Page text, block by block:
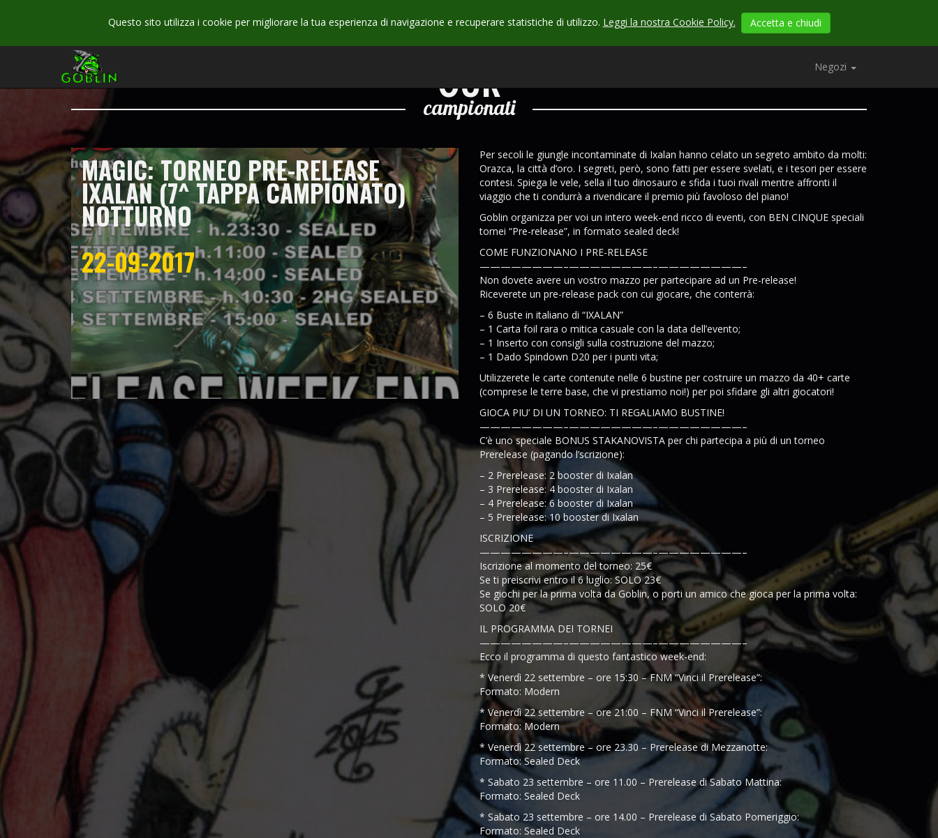
Questo sito utilizza i cookie per migliorare la tua esperienza di navigazione e recuperare statistiche di utilizzo. Leggi la nostra Cookie Policy. Accetta e chiudi
Negozi
OUR
campionati
MAGIC: TORNEO PRE-RELEASE
IXALAN (7^ TAPPA CAMPIONATO)
NOTTURNO
22-09-2017
Per secoli le giungle incontaminate di Ixalan hanno celato un segreto ambito da molti:
Orazca, la città d’oro. I segreti, però, sono fatti per essere svelati, e i tesori per essere
contesi. Spiega le vele, sella il tuo dinosauro e sfida i tuoi rivali mentre affronti il
viaggio che ti condurrà a rivendicare il premio più favoloso del piano!
Goblin organizza per voi un intero week-end ricco di eventi, con BEN CINQUE speciali
tornei “Pre-release”, in formato sealed deck!
COME FUNZIONANO I PRE-RELEASE
————————–————————–————————–
Non dovete avere un vostro mazzo per partecipare ad un Pre-release!
Riceverete un pre-release pack con cui giocare, che conterrà:
– 6 Buste in italiano di “IXALAN”
– 1 Carta foil rara o mitica casuale con la data dell’evento;
– 1 Inserto con consigli sulla costruzione del mazzo;
– 1 Dado Spindown D20 per i punti vita;
Utilizzerete le carte contenute nelle 6 bustine per costruire un mazzo da 40+ carte
(comprese le terre base, che vi prestiamo noi!) per poi sfidare gli altri giocatori!
GIOCA PIU’ DI UN TORNEO: TI REGALIAMO BUSTINE!
————————–————————–————————–
C’è uno speciale BONUS STAKANOVISTA per chi partecipa a più di un torneo
Prerelease (pagando l’scrizione):
– 2 Prerelease: 2 booster di Ixalan
– 3 Prerelease: 4 booster di Ixalan
– 4 Prerelease: 6 booster di Ixalan
– 5 Prerelease: 10 booster di Ixalan
ISCRIZIONE
————————–————————–————————–
Iscrizione al momento del torneo: 25€
Se ti preiscrivi entro il 6 luglio: SOLO 23€
Se giochi per la prima volta da Goblin, o porti un amico che gioca per la prima volta:
SOLO 20€
IL PROGRAMMA DEI TORNEI
————————–————————–————————–
Ecco il programma di questo fantastico week-end:
* Venerdì 22 settembre – ore 15:30 – FNM “Vinci il Prerelease”:
Formato: Modern
* Venerdì 22 settembre – ore 21:00 – FNM “Vinci il Prerelease”:
Formato: Modern
* Venerdì 22 settembre – ore 23.30 – Prerelease di Mezzanotte:
Formato: Sealed Deck
* Sabato 23 settembre – ore 11.00 – Prerelease di Sabato Mattina:
Formato: Sealed Deck
* Sabato 23 settembre – ore 14.00 – Prerelease di Sabato Pomeriggio:
Formato: Sealed Deck